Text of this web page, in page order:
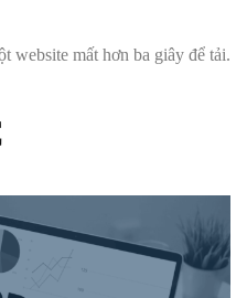
website mất hơn ba giây để tải.